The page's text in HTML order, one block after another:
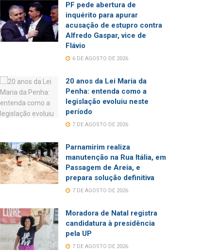
PF pede abertura de
inquérito para apurar
acusação de estupro contra
Alfredo Gaspar, vice de
Flávio
6 DE AGOSTO DE 2026
20 anos da Lei Maria da
Penha: entenda como a
legislação evoluiu neste
período
7 DE AGOSTO DE 2026
Parnamirim realiza
manutenção na Rua Itália, em
Passagem de Areia, e
prepara solução definitiva
7 DE AGOSTO DE 2026
Moradora de Natal registra
candidatura à presidência
pela UP
7 DE AGOSTO DE 2026